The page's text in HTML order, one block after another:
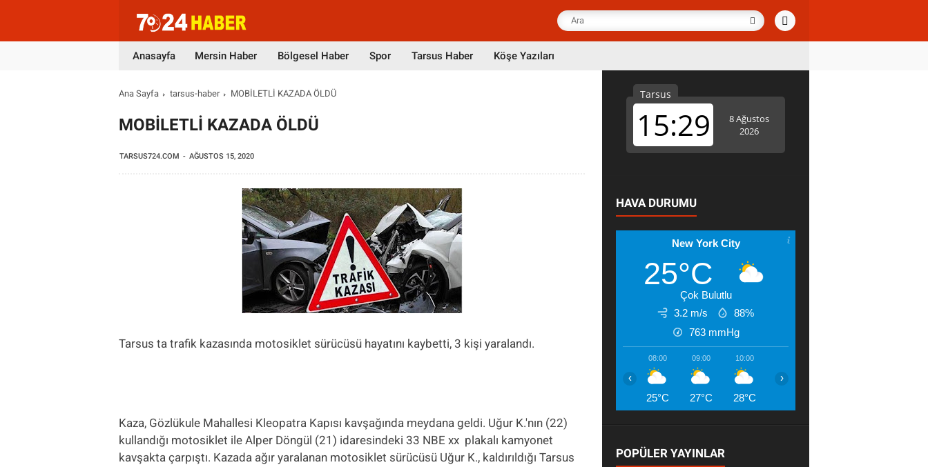
Anasayfa Mersin Haber Bölgesel Haber Spor Tarsus Haber Köşe Yazıları
Ana Sayfa tarsus-haber MOBİLETLİ KAZADA ÖLDÜ
MOBİLETLİ KAZADA ÖLDÜ
TARSUS724.COM AĞUSTOS 15, 2020
Tarsus ta trafik kazasında motosiklet sürücüsü hayatını kaybetti, 3 kişi yaralandı.
Kaza, Gözlükule Mahallesi Kleopatra Kapısı kavşağında meydana geldi. Uğur K.'nın (22)
kullandığı motosiklet ile Alper Döngül (21) idaresindeki 33 NBE xx plakalı kamyonet
kavşakta çarpıştı. Kazada ağır yaralanan motosiklet sürücüsü Uğur K., kaldırıldığı Tarsus
HAVA DURUMU
New York City
25°C
Çok Bulutlu
3.2 m/s
88%
763 mmHg
08:00
25°C
09:00
27°C
10:00
28°C
‹ ›
POPÜLER YAYINLAR